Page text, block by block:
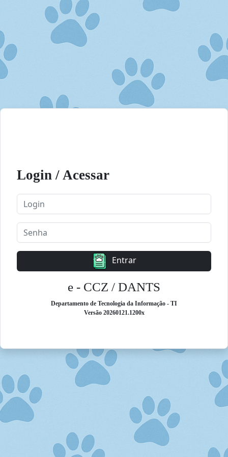
Login / Acessar
Entrar
e - CCZ / DANTS
Departamento de Tecnologia da Informação - TI
Versão 20260121.1200x